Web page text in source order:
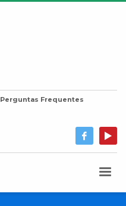
Perguntas Frequentes